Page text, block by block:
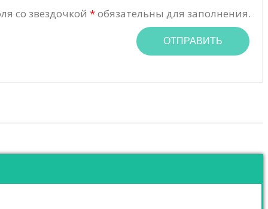
со звездочкой *обязательны для заполнения.